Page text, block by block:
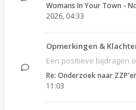
Womans In Your Town -
2026, 04:33
Opmerkingen &
Een positieve bijdragen
Re: Onderzoek naar
11:03